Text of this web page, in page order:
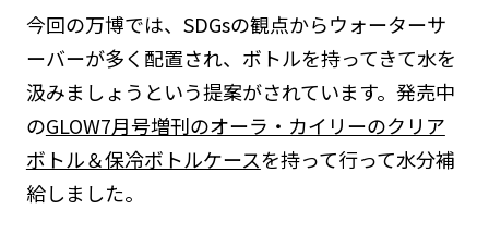
今回の万博では、SDGsの観点からウォーターサ
ーバーが多く配置され、ボトルを持ってきて水を
汲みましょうという提案がされています。発売中
のGLOW7月号増刊のオーラ・カイリーのクリア
ボトル＆保冷ボトルケースを持って行って水分補
給しました。